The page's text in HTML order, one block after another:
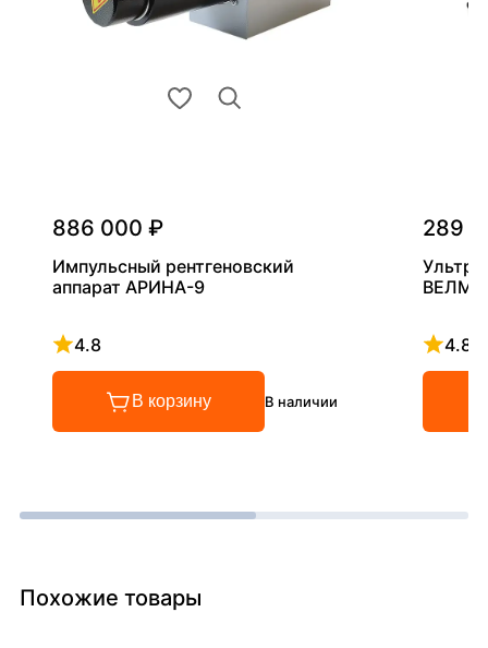
886 000 ₽
Импульсный рентгеновский
аппарат АРИНА-9
4.8
Рейтинг 4.8 из 5
В корзину В наличии
289
4.8
Похожие товары